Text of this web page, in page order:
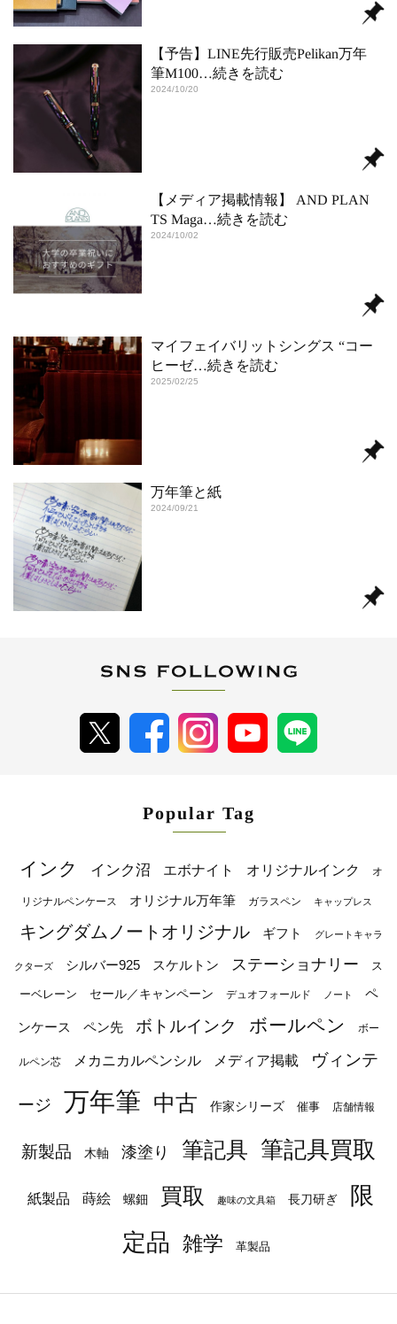
【予告】LINE先行販売Pelikan万年
筆M100…続きを読む
2024/10/20
【メディア掲載情報】 AND PLAN
TS Maga…続きを読む
2024/10/02
マイフェイバリットシングス “コー
ヒーゼ…続きを読む
2025/02/25
万年筆と紙
2024/09/21
Popular Tag
インク インク沼 エボナイト オリジナルインク オ
リジナルペンケース オリジナル万年筆 ガラスペン キャップレス
キングダムノートオリジナル ギフト グレートキャラ
クターズ シルバー925 スケルトン ステーショナリー ス
ーベレーン セール／キャンペーン デュオフォールド ノート ペ
ンケース ペン先 ボトルインク ボールペン ボー
ルペン芯 メカニカルペンシル メディア掲載 ヴィンテ
ージ 万年筆 中古 作家シリーズ 催事 店舗情報
新製品 木軸 漆塗り 筆記具 筆記具買取
紙製品 蒔絵 螺鈿 買取 趣味の文具箱 長刀研ぎ
限
定品
雑学 革製品